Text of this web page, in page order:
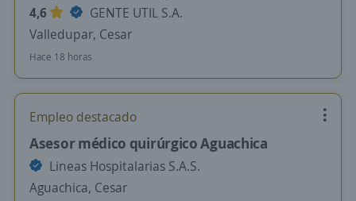
4,6
GENTE UTIL S.A.
Valledupar, Cesar
Hace 18 horas
Empleo destacado
Asesor médico quirúrgico Aguachica
Lineas Hospitalarias S.A.S.
Aguachica, Cesar